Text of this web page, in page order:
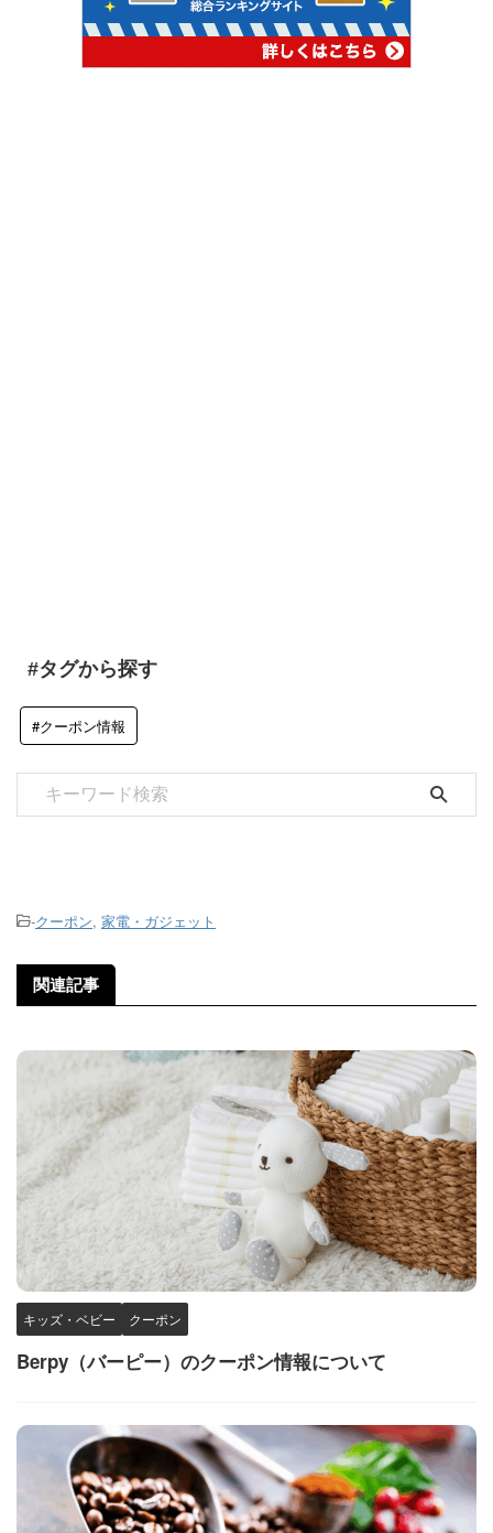
#タグから探す
#クーポン情報
-クーポン, 家電・ガジェット
関連記事
キッズ・ベビー クーポン
Berpy（バーピー）のクーポン情報について